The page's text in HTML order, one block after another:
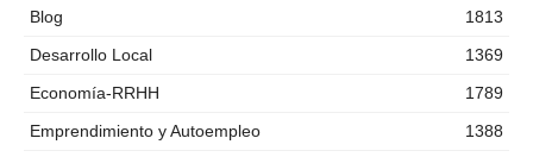
Blog
1813
Desarrollo Local
1369
Economía-RRHH
1789
Emprendimiento y Autoempleo
1388